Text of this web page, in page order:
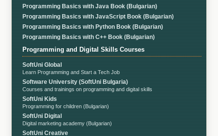
Programming Basics with Java Book (Bulgarian)
Programming Basics with JavaScript Book (Bulgarian)
Programming Basics with Python Book (Bulgarian)
Programming Basics with C++ Book (Bulgarian)
Programming and Digital Skills Courses
SoftUni Global
Learn Programming and Start a Tech Job
Software University (SoftUni Bulgaria)
Courses and trainings on programming and digital skills
SoftUni Kids
Programming for children (Bulgarian)
SoftUni Digital
Digital marketing academy (Bulgarian)
SoftUni Creative